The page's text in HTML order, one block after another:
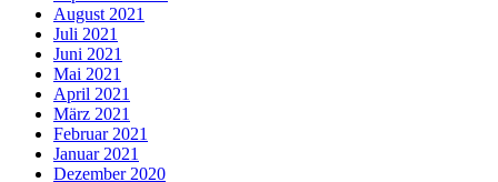
August 2021
Juli 2021
Juni 2021
Mai 2021
April 2021
März 2021
Februar 2021
Januar 2021
Dezember 2020